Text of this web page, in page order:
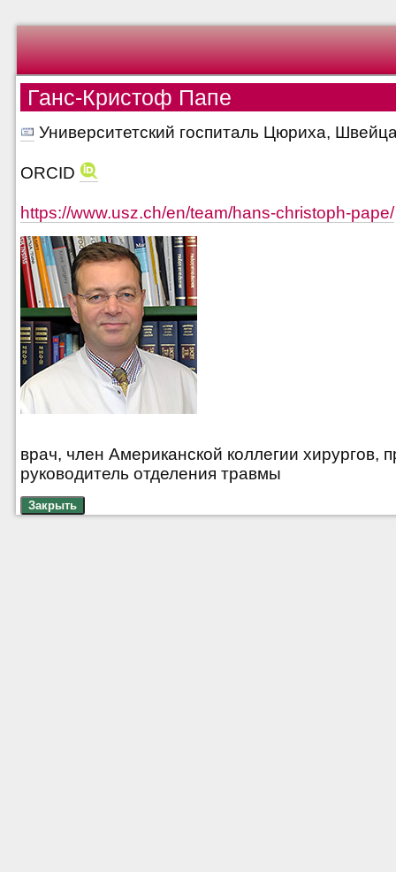
Ганс-Кристоф Папе
Университетский госпиталь Цюриха,
ORCID
https://www.usz.ch/en/team/hans-christoph-pape/
врач, член Американской коллегии хирургов,
руководитель отделения травмы